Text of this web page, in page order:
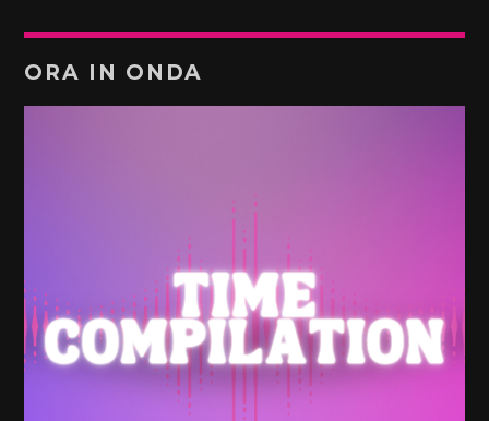
ORA IN ONDA